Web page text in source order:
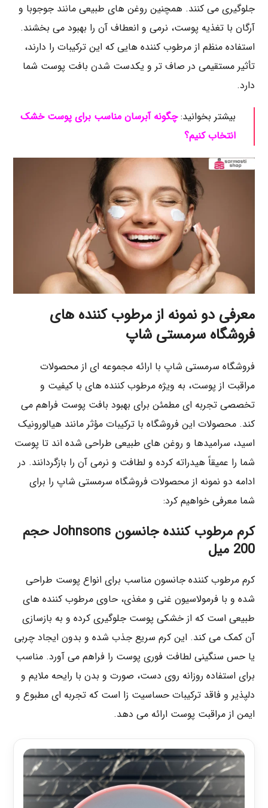
جلوگیری می‌ کنند. همچنین روغن‌ های طبیعی مانند جوجوبا و
آرگان با تغذیه پوست، نرمی و انعطاف آن را بهبود می‌ بخشند.
استفاده منظم از مرطوب‌ کننده‌ هایی که این ترکیبات را دارند،
تأثیر مستقیمی در صاف‌ تر و یکدست‌ شدن بافت پوست شما
دارد.
بیشتر بخوانید:چگونه آبرسان مناسب برای پوست خشک
انتخاب کنیم؟
معرفی دو نمونه از مرطوب کننده های
فروشگاه سرمستی شاپ
فروشگاه سرمستی شاپ با ارائه مجموعه‌ ای از محصولات
مراقبت از پوست، به‌ ویژه مرطوب‌ کننده‌ های با کیفیت و
تخصصی تجربه‌ ای مطمئن برای بهبود بافت پوست فراهم می‌
کند. محصولات این فروشگاه با ترکیبات مؤثر مانند هیالورونیک
اسید، سرامیدها و روغن‌ های طبیعی طراحی شده‌ اند تا پوست
شما را عمیقاً هیدراته کرده و لطافت و نرمی آن را بازگردانند. در
ادامه دو نمونه از محصولات فروشگاه سرمستی شاپ را برای
شما معرفی خواهیم کرد:
کرم مرطوب کننده جانسون Johnsons حجم
200 میل
کرم مرطوب‌ کننده جانسون مناسب برای انواع پوست طراحی
شده و با فرمولاسیون غنی و مغذی، حاوی مرطوب‌ کننده‌ های
طبیعی است که از خشکی پوست جلوگیری کرده و به بازسازی
آن کمک می‌ کند. این کرم سریع جذب شده و بدون ایجاد چربی
یا حس سنگینی لطافت فوری پوست را فراهم می‌ آورد. مناسب
برای استفاده روزانه روی دست، صورت و بدن با رایحه ملایم و
دلپذیر و فاقد ترکیبات حساسیت‌ زا است که تجربه‌ ای مطبوع و
ایمن از مراقبت پوست ارائه می‌ دهد.